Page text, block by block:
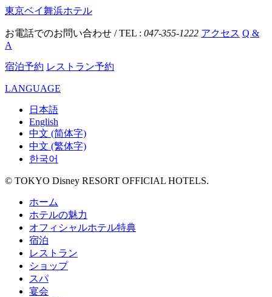
東京ベイ舞浜ホテル
お電話でのお問い合わせ / TEL : 047-355-1222 アクセス Q &
A
宿泊予約 レストラン予約
LANGUAGE
日本語
English
中文 (简体字)
中文 (繁体字)
한국어
© TOKYO Disney RESORT OFFICIAL HOTELS.
ホーム
ホテルの魅力
オフィシャルホテル特典
宿泊
レストラン
ショップ
スパ
宴会